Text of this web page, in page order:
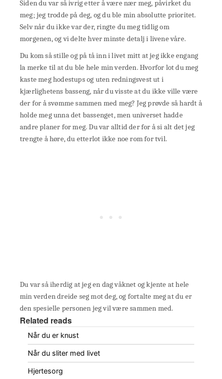
Siden du var så ivrig etter å være nær meg, påvirket du
meg; jeg trodde på deg, og du ble min absolutte prioritet.
Selv når du ikke var der, ringte du meg tidlig om
morgenen, og vi delte hver minste detalj i livene våre.
Du kom så stille og på tå inn i livet mitt at jeg ikke engang
la merke til at du ble hele min verden. Hvorfor lot du meg
kaste meg hodestups og uten redningsvest ut i
kjærlighetens basseng, når du visste at du ikke ville være
der for å svømme sammen med meg? Jeg prøvde så hardt å
holde meg unna det bassenget, men universet hadde
andre planer for meg. Du var alltid der for å si alt det jeg
trengte å høre, du etterlot ikke noe rom for tvil.
Du var så iherdig at jeg en dag våknet og kjente at hele
min verden dreide seg mot deg, og fortalte meg at du er
den spesielle personen jeg vil være sammen med.
Related reads
Når du er knust
Når du sliter med livet
Hjertesorg